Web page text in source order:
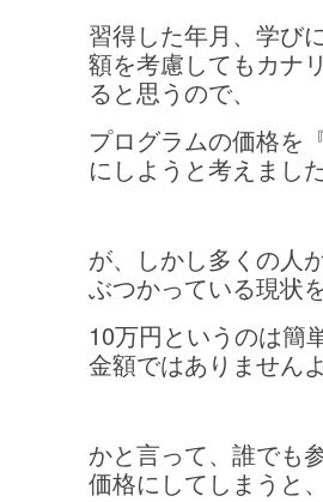
習得した年月、学び
額を考慮してもカナ
ると思うので、
プログラムの価格を
にしようと考えました
が、しかし多くの人
ぶつかっている現状
10万円というのは簡
金額ではありません
かと言って、誰でも
価格にしてしまうと、